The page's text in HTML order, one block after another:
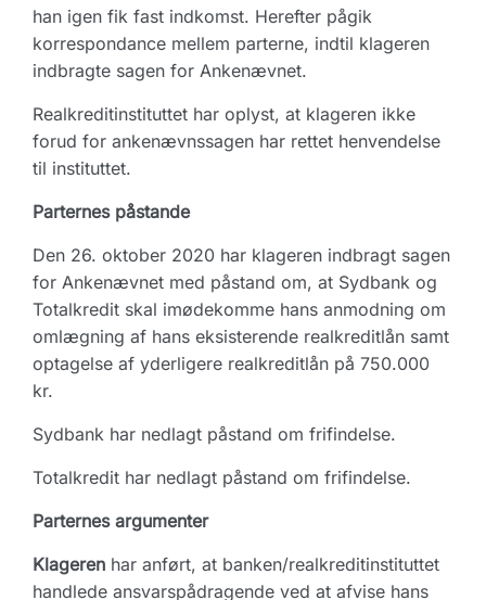
han igen fik fast indkomst. Herefter pågik
korrespondance mellem parterne, indtil klageren
indbragte sagen for Ankenævnet.
Realkreditinstituttet har oplyst, at klageren ikke
forud for ankenævnssagen har rettet henvendelse
til instituttet.
Parternes påstande
Den 26. oktober 2020 har klageren indbragt sagen
for Ankenævnet med påstand om, at Sydbank og
Totalkredit skal imødekomme hans anmodning om
omlægning af hans eksisterende realkreditlån samt
optagelse af yderligere realkreditlån på 750.000
kr.
Sydbank har nedlagt påstand om frifindelse.
Totalkredit har nedlagt påstand om frifindelse.
Parternes argumenter
Klageren har anført, at banken/realkreditinstituttet
handlede ansvarspådragende ved at afvise hans